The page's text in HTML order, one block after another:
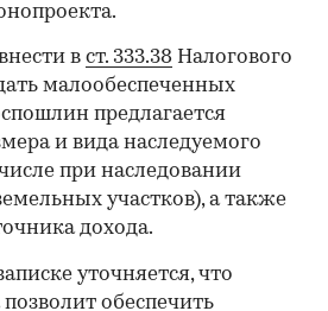
в ст. 333.38 Налогового
малообеспеченных
предлагается
и вида наследуемого
при наследовании
участков), а также
дохода.
уточняется, что
обеспечить